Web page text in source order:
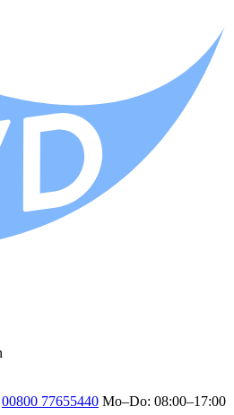
00800 77655440 Mo–Do: 08:00–17:00